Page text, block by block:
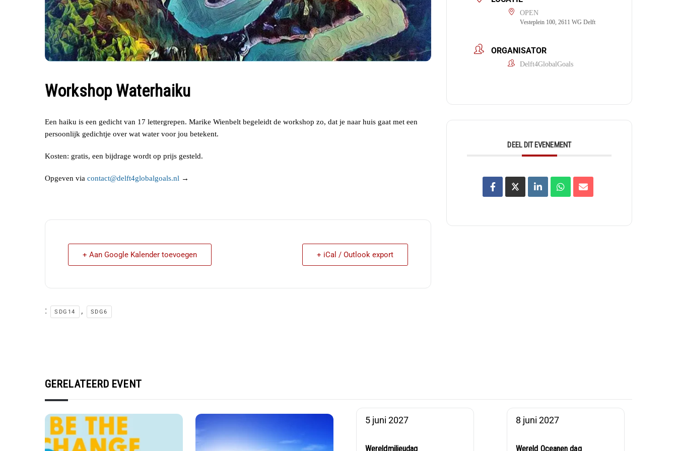
Workshop Waterhaiku
Een haiku is een gedicht van 17 lettergrepen. Marike Wienbelt begeleidt de workshop zo, dat je naar huis gaat met een
persoonlijk gedichtje over wat water voor jou betekent.
Kosten: gratis, een bijdrage wordt op prijs gesteld.
Opgeven via contact@delft4globalgoals.nl →
+ Aan Google Kalender toevoegen + iCal / Outlook export
: SDG14 , SDG6
OPEN
Vesteplein 100, 2611 WG Delft
ORGANISATOR
Delft4GlobalGoals
DEEL DIT EVENEMENT
GERELATEERD EVENT
5 juni 2027
Wereldmilieudag
8 juni 2027
Wereld Oceanen dag